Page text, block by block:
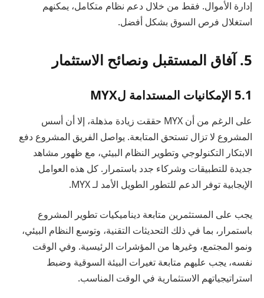
إدارة الأموال. فقط من خلال دعم نظام متكامل، يمكنهم
استغلال فرص السوق بشكل أفضل.
5. آفاق المستقبل ونصائح الاستثمار
5.1 الإمكانيات المستدامة لMYX
على الرغم من أن MYX حققت زيادة مذهلة، إلا أن أسس
المشروع لا تزال تستحق المتابعة. يواصل الفريق المشروع دفع
الابتكار التكنولوجي وتطوير النظام البيئي، مع ظهور مشاهد
جديدة للتطبيقات وشركاء جدد باستمرار. كل هذه العوامل
الإيجابية توفر الدعم للتطور الطويل الأمد لـ MYX.
يجب على المستثمرين متابعة ديناميكيات تطوير المشروع
باستمرار، بما في ذلك التحديثات التقنية، وتوسع النظام البيئي،
ونمو المجتمع، وغيرها من المؤشرات الرئيسية. وفي الوقت
نفسه، يجب عليهم متابعة تغيرات البيئة السوقية وضبط
استراتيجياتهم الاستثمارية في الوقت المناسب.